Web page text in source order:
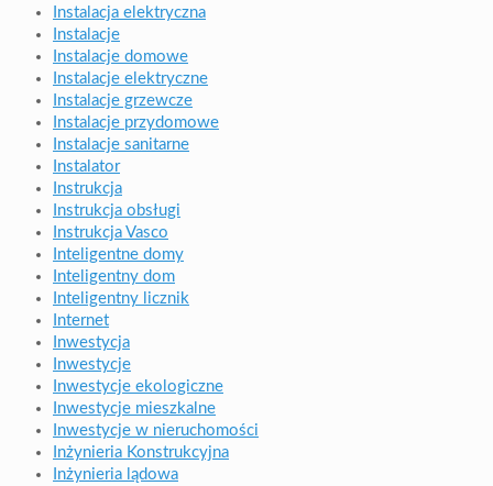
Instalacja elektryczna
Instalacje
Instalacje domowe
Instalacje elektryczne
Instalacje grzewcze
Instalacje przydomowe
Instalacje sanitarne
Instalator
Instrukcja
Instrukcja obsługi
Instrukcja Vasco
Inteligentne domy
Inteligentny dom
Inteligentny licznik
Internet
Inwestycja
Inwestycje
Inwestycje ekologiczne
Inwestycje mieszkalne
Inwestycje w nieruchomości
Inżynieria Konstrukcyjna
Inżynieria lądowa